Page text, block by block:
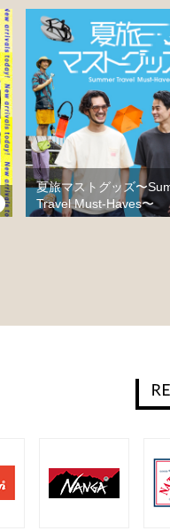
夏旅マストグッズ〜
Travel Must-Haves〜